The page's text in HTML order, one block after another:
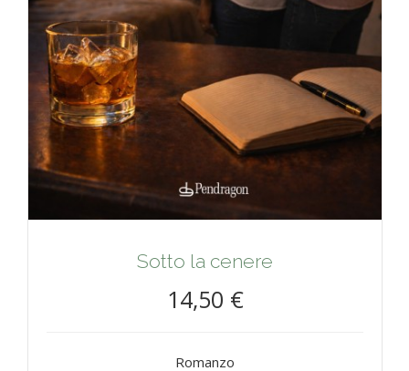
Sotto la cenere
14,50 €
Romanzo